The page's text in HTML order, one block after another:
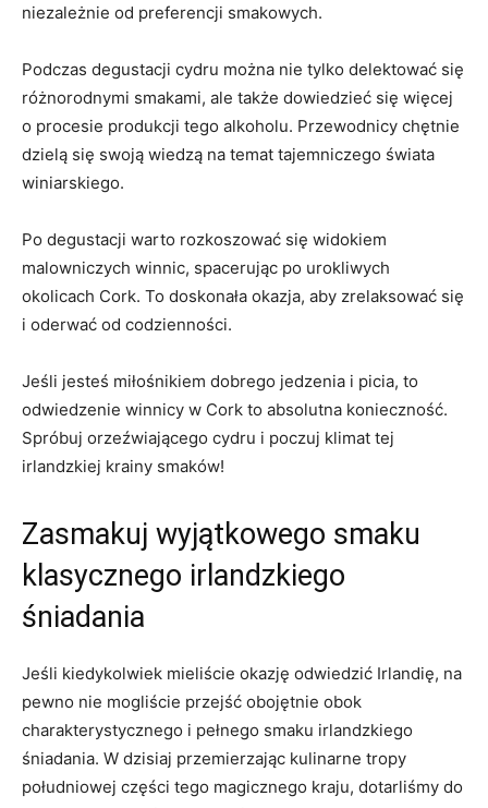
niezależnie od preferencji ⁢smakowych.
Podczas degustacji cydru można nie tylko ‌delektować się
różnorodnymi smakami, ale także dowiedzieć się więcej
o procesie‍ produkcji tego alkoholu. Przewodnicy chętnie
‌dzielą się swoją wiedzą na temat tajemniczego świata
winiarskiego.
Po degustacji warto rozkoszować się widokiem
malowniczych winnic, spacerując po urokliwych
okolicach Cork. To doskonała okazja,⁤ aby zrelaksować⁢ się
i oderwać od codzienności.
Jeśli‌ jesteś miłośnikiem dobrego jedzenia i picia, to
odwiedzenie winnicy w Cork to absolutna ⁢konieczność.
Spróbuj orzeźwiającego cydru i poczuj klimat ⁤tej
irlandzkiej krainy smaków!
Zasmakuj wyjątkowego smaku
klasycznego irlandzkiego
śniadania
Jeśli kiedykolwiek mieliście okazję odwiedzić Irlandię, na
⁤pewno nie mogliście przejść obojętnie obok
charakterystycznego i pełnego smaku irlandzkiego
śniadania. W dzisiaj przemierzając kulinarne tropy ​
południowej części⁢ tego magicznego kraju, dotarliśmy do